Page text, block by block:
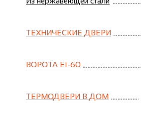
ТЕХНИЧЕСКИЕ ДВЕРИ
ВОРОТА EI-60
ТЕРМОДВЕРИ В ДОМ